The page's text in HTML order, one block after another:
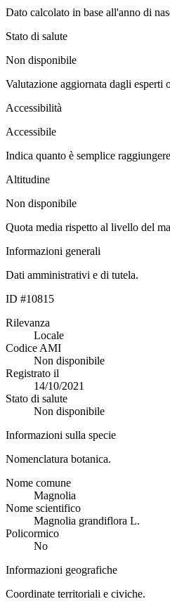
Dato calcolato in base all'anno di
Stato di salute
Non disponibile
Valutazione aggiornata dagli esperti
Accessibilità
Accessibile
Indica quanto è semplice
Altitudine
Non disponibile
Quota media rispetto al livello del
Informazioni generali
Dati amministrativi e di tutela.
ID #10815
Rilevanza
Locale
Codice AMI
Non disponibile
Registrato il
14/10/2021
Stato di salute
Non disponibile
Informazioni sulla specie
Nomenclatura botanica.
Nome comune
Magnolia
Nome scientifico
Magnolia grandiflora L.
Policormico
No
Informazioni geografiche
Coordinate territoriali e civiche.